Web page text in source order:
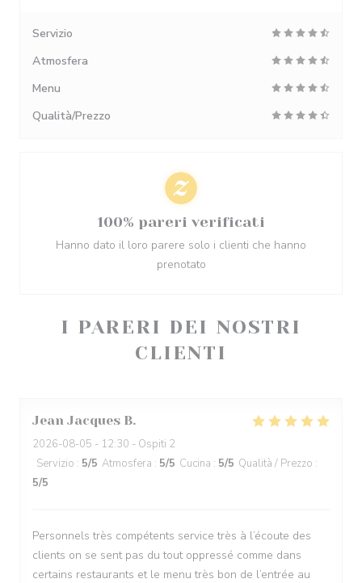
I PARERI DEI NOSTRI
CLIENTI
Jean Jacques B
2026-08-05 - 12:30 - Ospiti 2
Servizio : 5/5 Atmosfera : 5/5 Cucina : 5/5 Qualità / Prezzo :
5/5
Personnels très compétents service très à l’écoute des
clients on se sent pas du tout oppressé comme dans
certains restaurants et le menu très bon de l’entrée au
Servizio
Atmosfera
Menu
Qualità/Prezzo
100% pareri verificati
Hanno dato il loro parere solo i clienti che hanno
prenotato